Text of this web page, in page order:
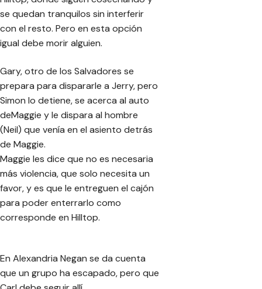
se quedan tranquilos sin interferir
con el resto. Pero en esta opción
igual debe morir alguien.
Gary, otro de los Salvadores se
prepara para dispararle a Jerry, pero
Simon lo detiene, se acerca al auto
deMaggie y le dispara al hombre
(Neil) que venía en el asiento detrás
de Maggie.
Maggie les dice que no es necesaria
más violencia, que solo necesita un
favor, y es que le entreguen el cajón
para poder enterrarlo como
corresponde en Hilltop.
En Alexandria Negan se da cuenta
que un grupo ha escapado, pero que